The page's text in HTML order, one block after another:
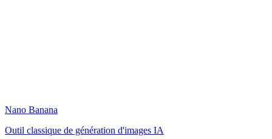
Nano Banana
Outil classique de génération d'images IA